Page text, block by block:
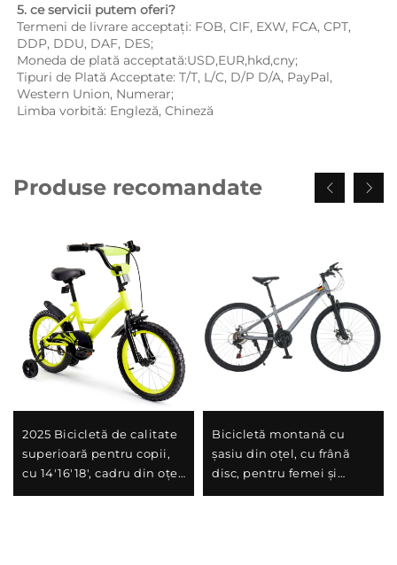
5. ce servicii putem oferi?
Termeni de livrare acceptați: FOB, CIF, EXW, FCA, CPT,
DDP, DDU, DAF, DES;
Moneda de plată acceptată:USD,EUR,hkd,cny;
Tipuri de Plată Acceptate: T/T, L/C, D/P D/A, PayPal,
Western Union, Numerar;
Limba vorbită: Engleză, Chineză
Produse recomandate
2025 Bicicletă de calitate
superioară pentru copii,
cu 14'16'18', cadru din oțel,
Bicicletă montană cu
șasiu din oțel, cu frână
disc, pentru femei și